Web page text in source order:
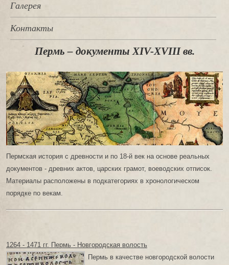
Галерея
Контакты
Пермь – документы XIV-XVIII вв.
Пермская история с древности и по 18-й век на основе реальных
документов - древних актов, царских грамот, воеводских отписок.
Материалы расположены в подкатегориях в хронологическом
порядке по векам.
1264 - 1471 гг. Пермь - Новгородская волость
Пермь в качестве новгородской волости